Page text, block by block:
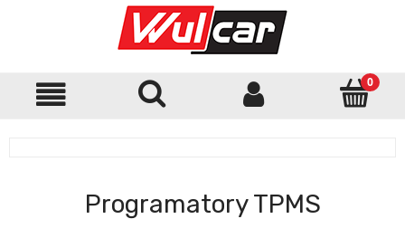
Programatory TPMS